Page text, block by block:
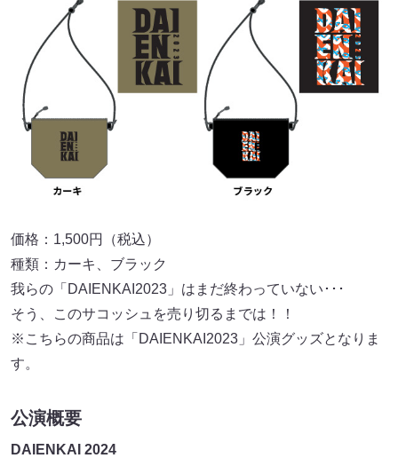
価格：1,500円（税込）
種類：カーキ、ブラック
我らの「DAIENKAI2023」はまだ終わっていない･･･
そう、このサコッシュを売り切るまでは！！
※こちらの商品は「DAIENKAI2023」公演グッズとなりま
す。
公演概要
DAIENKAI 2024